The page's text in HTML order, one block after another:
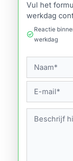
Vul het
werkdag
check_circle
Reactie
werkdag